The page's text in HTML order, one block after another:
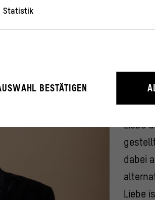
Liebe
Bühne
Liebe
dabei
Liebe
Statistik
der Webseite unbedingt notwendig, weil
wie User mit unserer Webseite
BESTÄTIGEN